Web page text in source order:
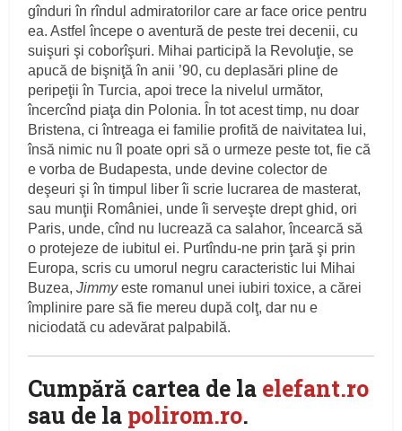
gînduri în rîndul admiratorilor care ar face orice pentru
ea. Astfel începe o aventură de peste trei decenii, cu
suişuri şi coborîşuri. Mihai participă la Revoluţie, se
apucă de bişniţă în anii ’90, cu deplasări pline de
peripeţii în Turcia, apoi trece la nivelul următor,
încercînd piaţa din Polonia. În tot acest timp, nu doar
Bristena, ci întreaga ei familie profită de naivitatea lui,
însă nimic nu îl poate opri să o urmeze peste tot, fie că
e vorba de Budapesta, unde devine colector de
deşeuri şi în timpul liber îi scrie lucrarea de masterat,
sau munţii României, unde îi serveşte drept ghid, ori
Paris, unde, cînd nu lucrează ca salahor, încearcă să
o protejeze de iubitul ei. Purtîndu-ne prin ţară şi prin
Europa, scris cu umorul negru caracteristic lui Mihai
Buzea,Jimmyeste romanul unei iubiri toxice, a cărei
împlinire pare să fie mereu după colţ, dar nu e
niciodată cu adevărat palpabilă.
Cumpără cartea de la elefant.ro
sau de la polirom.ro.